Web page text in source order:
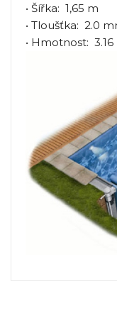
• Šířka: 1,65 m
• Tloušťka: 2.0
• Hmotnost: 3.16